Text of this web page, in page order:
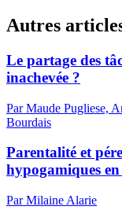
Autres
Le partage des
inachevée ?
Par Maude Pugliese,
Bourdais
Parentalité et
hypogamiques en
Par Milaine Alarie